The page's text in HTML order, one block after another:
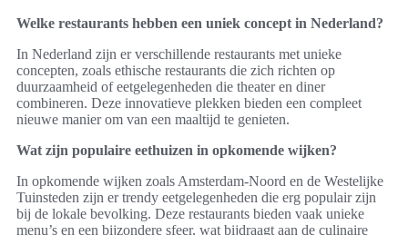
Welke restaurants hebben een uniek concept in Nederland?
In Nederland zijn er verschillende restaurants met unieke
concepten, zoals ethische restaurants die zich richten op
duurzaamheid of eetgelegenheden die theater en diner
combineren. Deze innovatieve plekken bieden een compleet
nieuwe manier om van een maaltijd te genieten.
Wat zijn populaire eethuizen in opkomende wijken?
In opkomende wijken zoals Amsterdam-Noord en de Westelijke
Tuinsteden zijn er trendy eetgelegenheden die erg populair zijn
bij de lokale bevolking. Deze restaurants bieden vaak unieke
menu’s en een bijzondere sfeer, wat bijdraagt aan de culinaire